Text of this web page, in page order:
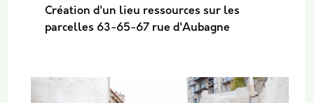
Création d'un lieu ressources sur les
parcelles 63-65-67 rue d'Aubagne